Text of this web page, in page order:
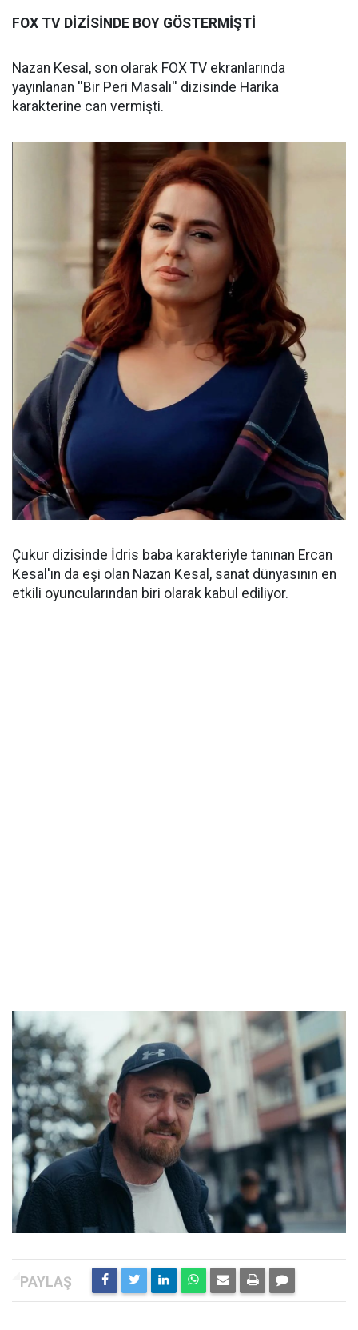
FOX TV DİZİSİNDE BOY GÖSTERMİŞTİ
Nazan Kesal, son olarak FOX TV ekranlarında
yayınlanan ''Bir Peri Masalı'' dizisinde Harika
karakterine can vermişti.
Çukur dizisinde İdris baba karakteriyle tanınan Ercan
Kesal'ın da eşi olan Nazan Kesal, sanat dünyasının en
etkili oyuncularından biri olarak kabul ediliyor.